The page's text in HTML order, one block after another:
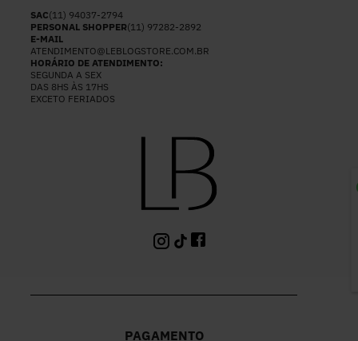
SAC(11) 94037-2794
PERSONAL SHOPPER(11) 97282-2892
E-MAIL
ATENDIMENTO@LEBLOGSTORE.COM.BR
HORÁRIO DE ATENDIMENTO:
SEGUNDA A SEX
DAS 8HS ÀS 17HS
EXCETO FERIADOS
PAGAMENTO